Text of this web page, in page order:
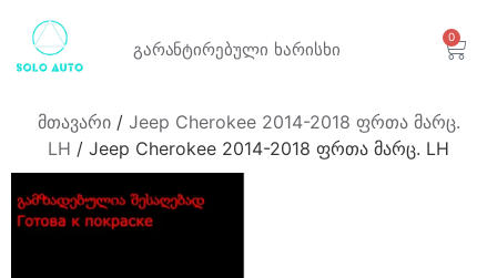
გარანტირებული ხარისხი
0
მთავარი/ Jeep Cherokee 2014-2018 ფრთა მარც.
LH / Jeep Cherokee 2014-2018 ფრთა მარც. LH